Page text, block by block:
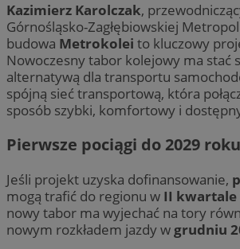
Kazimierz Karolczak,
Górnośląsko-Zagłębiowskiej
budowa Metrokolei to kluczowy
Nowoczesny tabor kolejowy ma stać
alternatywą dla transportu
spójną sieć transportową, która
sposób szybki, komfortowy i
Pierwsze pociągi do 2029 roku
Jeśli projekt uzyska dofinansowanie,
mogą trafić do regionu w II kwartale
nowy tabor ma wyjechać na tory
nowym rozkładem jazdy w grudniu